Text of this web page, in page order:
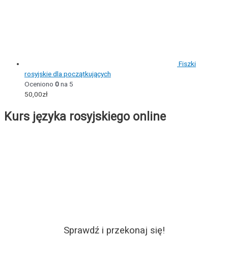
Fiszki
rosyjskie dla początkujących
Oceniono 0na 5
50,00zł
Kurs języka rosyjskiego online
Sprawdź i przekonaj się!